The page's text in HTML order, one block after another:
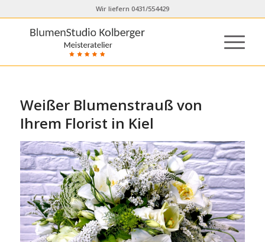
Wir liefern 0431/554429
Weißer Blumenstrauß von
Ihrem Florist in Kiel